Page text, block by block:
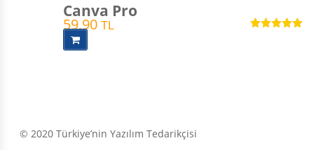
Canva Pro
59,90 TL
© 2020 Türkiye’nin Yazılım Tedarikçisi